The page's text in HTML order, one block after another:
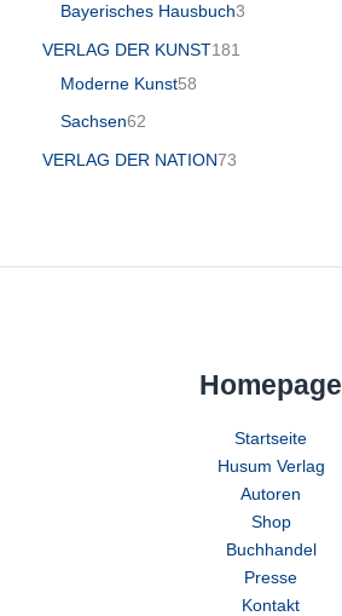
Bayerisches Hausbuch3
VERLAG DER KUNST181
Moderne Kunst58
Sachsen62
VERLAG DER NATION73
Homepage
Startseite
Husum Verlag
Autoren
Shop
Buchhandel
Presse
Kontakt